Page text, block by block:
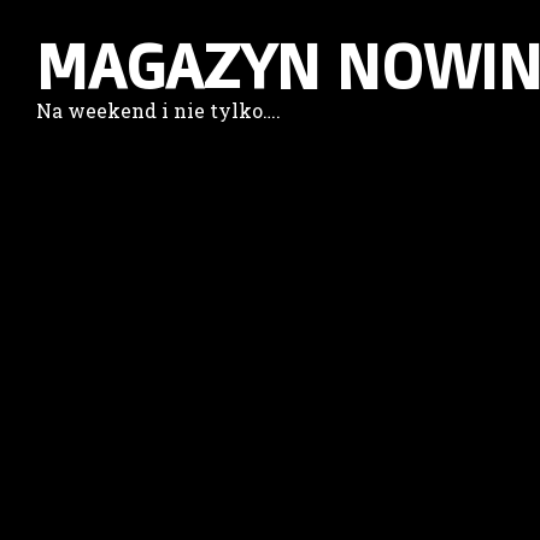
MAGAZYN
Na weekend i nie tylko….